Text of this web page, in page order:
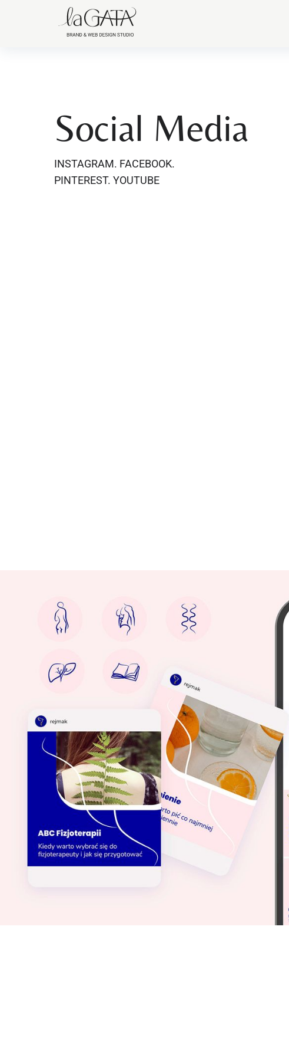
Social Media
INSTAGRAM. FACEBOOK.
PINTEREST. YOUTUBE